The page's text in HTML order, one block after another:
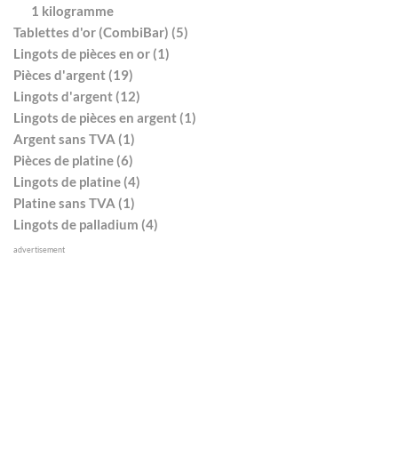
1 kilogramme
Tablettes d'or (CombiBar) (5)
Lingots de pièces en or (1)
Pièces d'argent (19)
Lingots d'argent (12)
Lingots de pièces en argent (1)
Argent sans TVA (1)
Pièces de platine (6)
Lingots de platine (4)
Platine sans TVA (1)
Lingots de palladium (4)
advertisement